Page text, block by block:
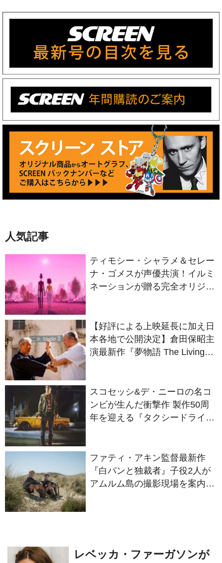
人気記事
ティモシー・シャラメ＆セレー
ナ・ゴメスが声優共演！イルミ
ネーションが贈る完全オリジナ
【好評による上映延長に加え日
本各地で公開決定】倉田保昭主
演最新作『夢物語 The Living
スコセッシ&デ・ニーロの名コ
ンビが生んだ衝撃作 製作50周
年を迎える『タクシードライバ
ファティ・アキン監督最新作
『白パンと独裁者』子役2人が
アムルム島の撮影現場を案内！
レベッカ・ファーガソンが